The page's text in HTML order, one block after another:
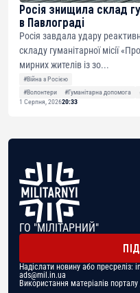
Росія знищила склад
в Павлограді
Росія завдала удару
складу гуманітарної місії
мирних жителів із зо...
#Війна з Росією
#Волонтери
#Гуманітарна допомога
1 Серпня, 202620:33
ГО "МІЛІТАРНИЙ"
Надіслати новину або пресреліз:
ads@mil.in.ua
Використання матеріалів